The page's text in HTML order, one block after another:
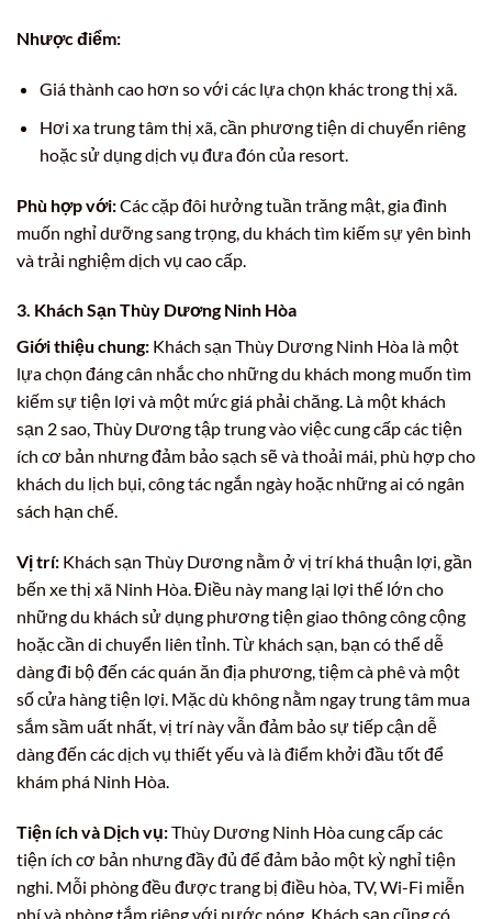
Nhược điểm:
Giá thành cao hơn so với các lựa chọn khác trong thị xã.
Hơi xa trung tâm thị xã, cần phương tiện di chuyển riêng
hoặc sử dụng dịch vụ đưa đón của resort.
Phù hợp với:Các cặp đôi hưởng tuần trăng mật, gia đình
muốn nghỉ dưỡng sang trọng, du khách tìm kiếm sự yên bình
và trải nghiệm dịch vụ cao cấp.
3. Khách Sạn Thùy Dương Ninh Hòa
Giới thiệu chung: Khách sạn Thùy Dương Ninh Hòa là một
lựa chọn đáng cân nhắc cho những du khách mong muốn tìm
kiếm sự tiện lợi và một mức giá phải chăng. Là một khách
sạn 2 sao, Thùy Dương tập trung vào việc cung cấp các tiện
ích cơ bản nhưng đảm bảo sạch sẽ và thoải mái, phù hợp cho
khách du lịch bụi, công tác ngắn ngày hoặc những ai có ngân
sách hạn chế.
Vị trí: Khách sạn Thùy Dương nằm ở vị trí khá thuận lợi, gần
bến xe thị xã Ninh Hòa. Điều này mang lại lợi thế lớn cho
những du khách sử dụng phương tiện giao thông công cộng
hoặc cần di chuyển liên tỉnh. Từ khách sạn, bạn có thể dễ
dàng đi bộ đến các quán ăn địa phương, tiệm cà phê và một
số cửa hàng tiện lợi. Mặc dù không nằm ngay trung tâm mua
sắm sầm uất nhất, vị trí này vẫn đảm bảo sự tiếp cận dễ
dàng đến các dịch vụ thiết yếu và là điểm khởi đầu tốt để
khám phá Ninh Hòa.
Tiện ích và Dịch vụ:Thùy Dương Ninh Hòa cung cấp các
tiện ích cơ bản nhưng đầy đủ để đảm bảo một kỳ nghỉ tiện
nghi. Mỗi phòng đều được trang bị điều hòa, TV, Wi-Fi miễn
phí và phòng tắm riêng với nước nóng. Khách sạn cũng có